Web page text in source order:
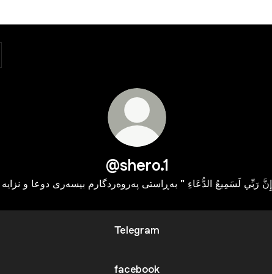
@shero.1
إِنَّ رَبِّي لَسَمِيعُ الدُّعَاءِ " به‌ڕاستی په‌روه‌ردگارم بیسه‌ری دوعا و نزایه
Telegram
facebook